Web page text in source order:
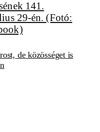
de közösséget is